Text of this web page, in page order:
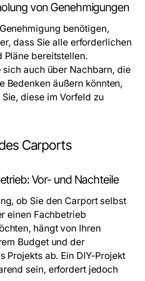
von Genehmigungen
benötigen,
dass Sie alle erforderlichen
Pläne bereitstellen.
sich auch über Nachbarn, die
Bedenken äußern könnten,
diese im Vorfeld zu
Carports
Vor- und Nachteile
ob Sie den Carport selbst
einen Fachbetrieb
hängt von Ihren
Budget und der
Projekts ab. Ein DIY-Projekt
sein, erfordert jedoch